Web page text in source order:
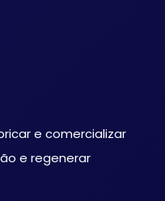
e comercializar
e regenerar